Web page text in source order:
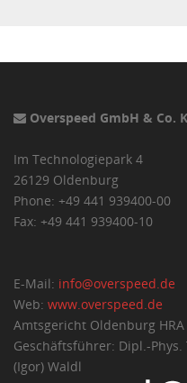
Overspeed GmbH & Co.
Im Technologiepark 4
26129 Oldenburg
Phone: +49 441 939400-00
Fax: +49 441 939400-10
E-Mail: info@overspeed.de
Web: www.overspeed.de
Amtsgericht Oldenburg HRA
Geschäftsführer: Dipl.-Phys.
(Igor) Waldl